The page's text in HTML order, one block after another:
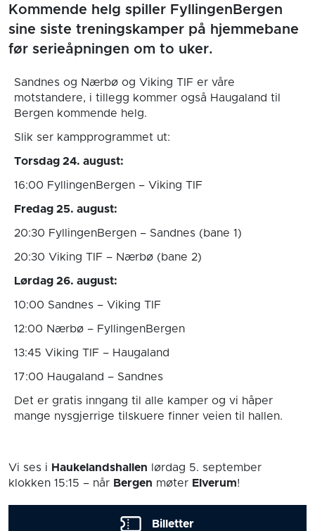
Kommende helg spiller FyllingenBergen
sine siste treningskamper på hjemmebane
før serieåpningen om to uker.
Sandnes og Nærbø og Viking TIF er våre
motstandere, i tillegg kommer også Haugaland til
Bergen kommende helg.
Slik ser kampprogrammet ut:
Torsdag 24. august:
16:00 FyllingenBergen – Viking TIF
Fredag 25. august:
20:30 FyllingenBergen – Sandnes (bane 1)
20:30 Viking TIF – Nærbø (bane 2)
Lørdag 26. august:
10:00 Sandnes – Viking TIF
12:00 Nærbø – FyllingenBergen
13:45 Viking TIF – Haugaland
17:00 Haugaland – Sandnes
Det er gratis inngang til alle kamper og vi håper
mange nysgjerrige tilskuere finner veien til hallen.
Vi ses i Haukelandshallen lørdag 5. september
klokken 15:15 – når Bergen møter Elverum!
Billetter